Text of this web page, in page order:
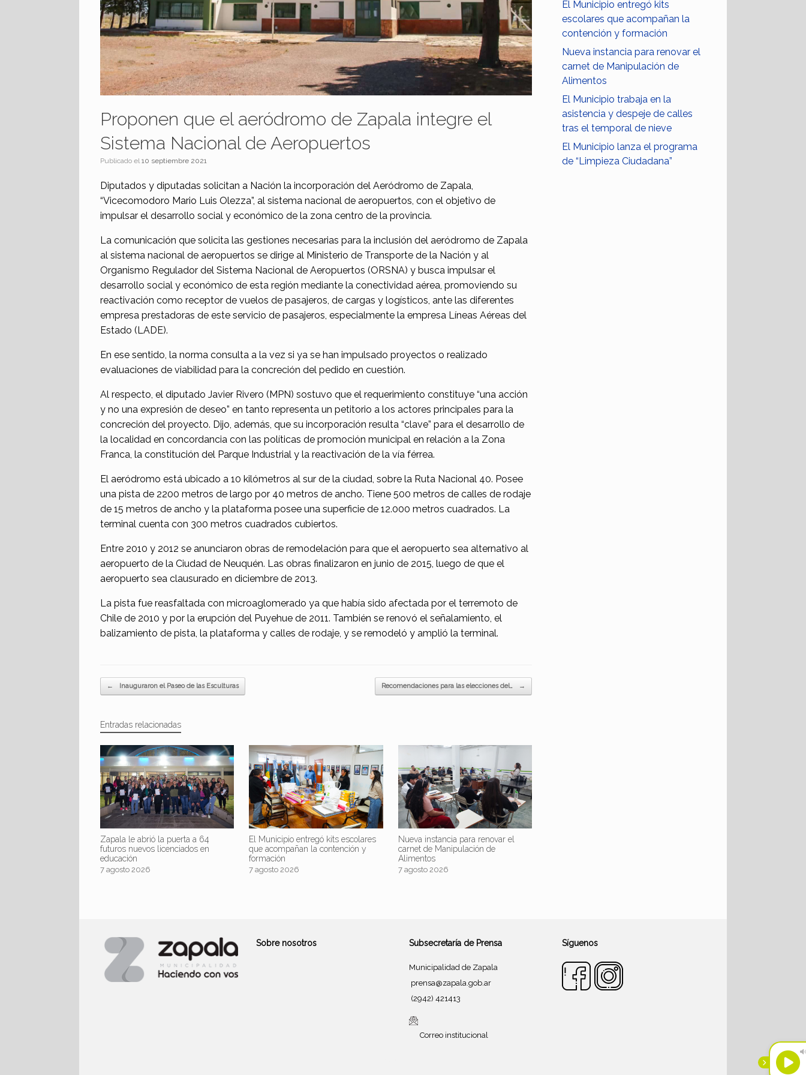
Proponen que el aeródromo de Zapala integre el
Sistema Nacional de Aeropuertos
Publicado el10 septiembre 2021
Diputados y diputadas solicitan a Nación la incorporación del Aeródromo de Zapala,
“Vicecomodoro Mario Luis Olezza”, al sistema nacional de aeropuertos, con el objetivo de
impulsar el desarrollo social y económico de la zona centro de la provincia.
La comunicación que solicita las gestiones necesarias para la inclusión del aeródromo de Zapala
al sistema nacional de aeropuertos se dirige al Ministerio de Transporte de la Nación y al
Organismo Regulador del Sistema Nacional de Aeropuertos (ORSNA) y busca impulsar el
desarrollo social y económico de esta región mediante la conectividad aérea, promoviendo su
reactivación como receptor de vuelos de pasajeros, de cargas y logísticos, ante las diferentes
empresa prestadoras de este servicio de pasajeros, especialmente la empresa Líneas Aéreas del
Estado (LADE).
En ese sentido, la norma consulta a la vez si ya se han impulsado proyectos o realizado
evaluaciones de viabilidad para la concreción del pedido en cuestión.
Al respecto, el diputado Javier Rivero (MPN) sostuvo que el requerimiento constituye “una acción
y no una expresión de deseo” en tanto representa un petitorio a los actores principales para la
concreción del proyecto. Dijo, además, que su incorporación resulta “clave” para el desarrollo de
la localidad en concordancia con las políticas de promoción municipal en relación a la Zona
Franca, la constitución del Parque Industrial y la reactivación de la vía férrea.
El aeródromo está ubicado a 10 kilómetros al sur de la ciudad, sobre la Ruta Nacional 40. Posee
una pista de 2200 metros de largo por 40 metros de ancho. Tiene 500 metros de calles de rodaje
de 15 metros de ancho y la plataforma posee una superficie de 12.000 metros cuadrados. La
terminal cuenta con 300 metros cuadrados cubiertos.
Entre 2010 y 2012 se anunciaron obras de remodelación para que el aeropuerto sea alternativo al
aeropuerto de la Ciudad de Neuquén. Las obras finalizaron en junio de 2015, luego de que el
aeropuerto sea clausurado en diciembre de 2013.
La pista fue reasfaltada con microaglomerado ya que había sido afectada por el terremoto de
Chile de 2010 y por la erupción del Puyehue de 2011. También se renovó el señalamiento, el
balizamiento de pista, la plataforma y calles de rodaje, y se remodeló y amplió la terminal.
Navegador de artículos
← Inauguraron el Paseo de las Esculturas Recomendaciones para las elecciones del… →
Entradas relacionadas
Zapala le abrió la puerta a 64
futuros nuevos licenciados en
educación
7 agosto 2026
El Municipio entregó kits escolares
que acompañan la contención y
formación
7 agosto 2026
Nueva instancia para renovar el
carnet de Manipulación de
Alimentos
7 agosto 2026
El Municipio entregó kits
escolares que acompañan la
contención y formación
Nueva instancia para renovar el
carnet de Manipulación de
Alimentos
El Municipio trabaja en la
asistencia y despeje de calles
tras el temporal de nieve
El Municipio lanza el programa
de “Limpieza Ciudadana”
Sobre nosotros Subsecretaría de Prensa
Municipalidad de Zapala
prensa@zapala.gob.ar
(2942) 421413
Correo institucional
Síguenos